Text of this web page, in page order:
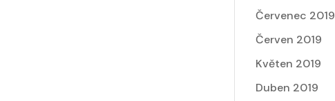
Červenec 2019
Červen 2019
Květen 2019
Duben 2019